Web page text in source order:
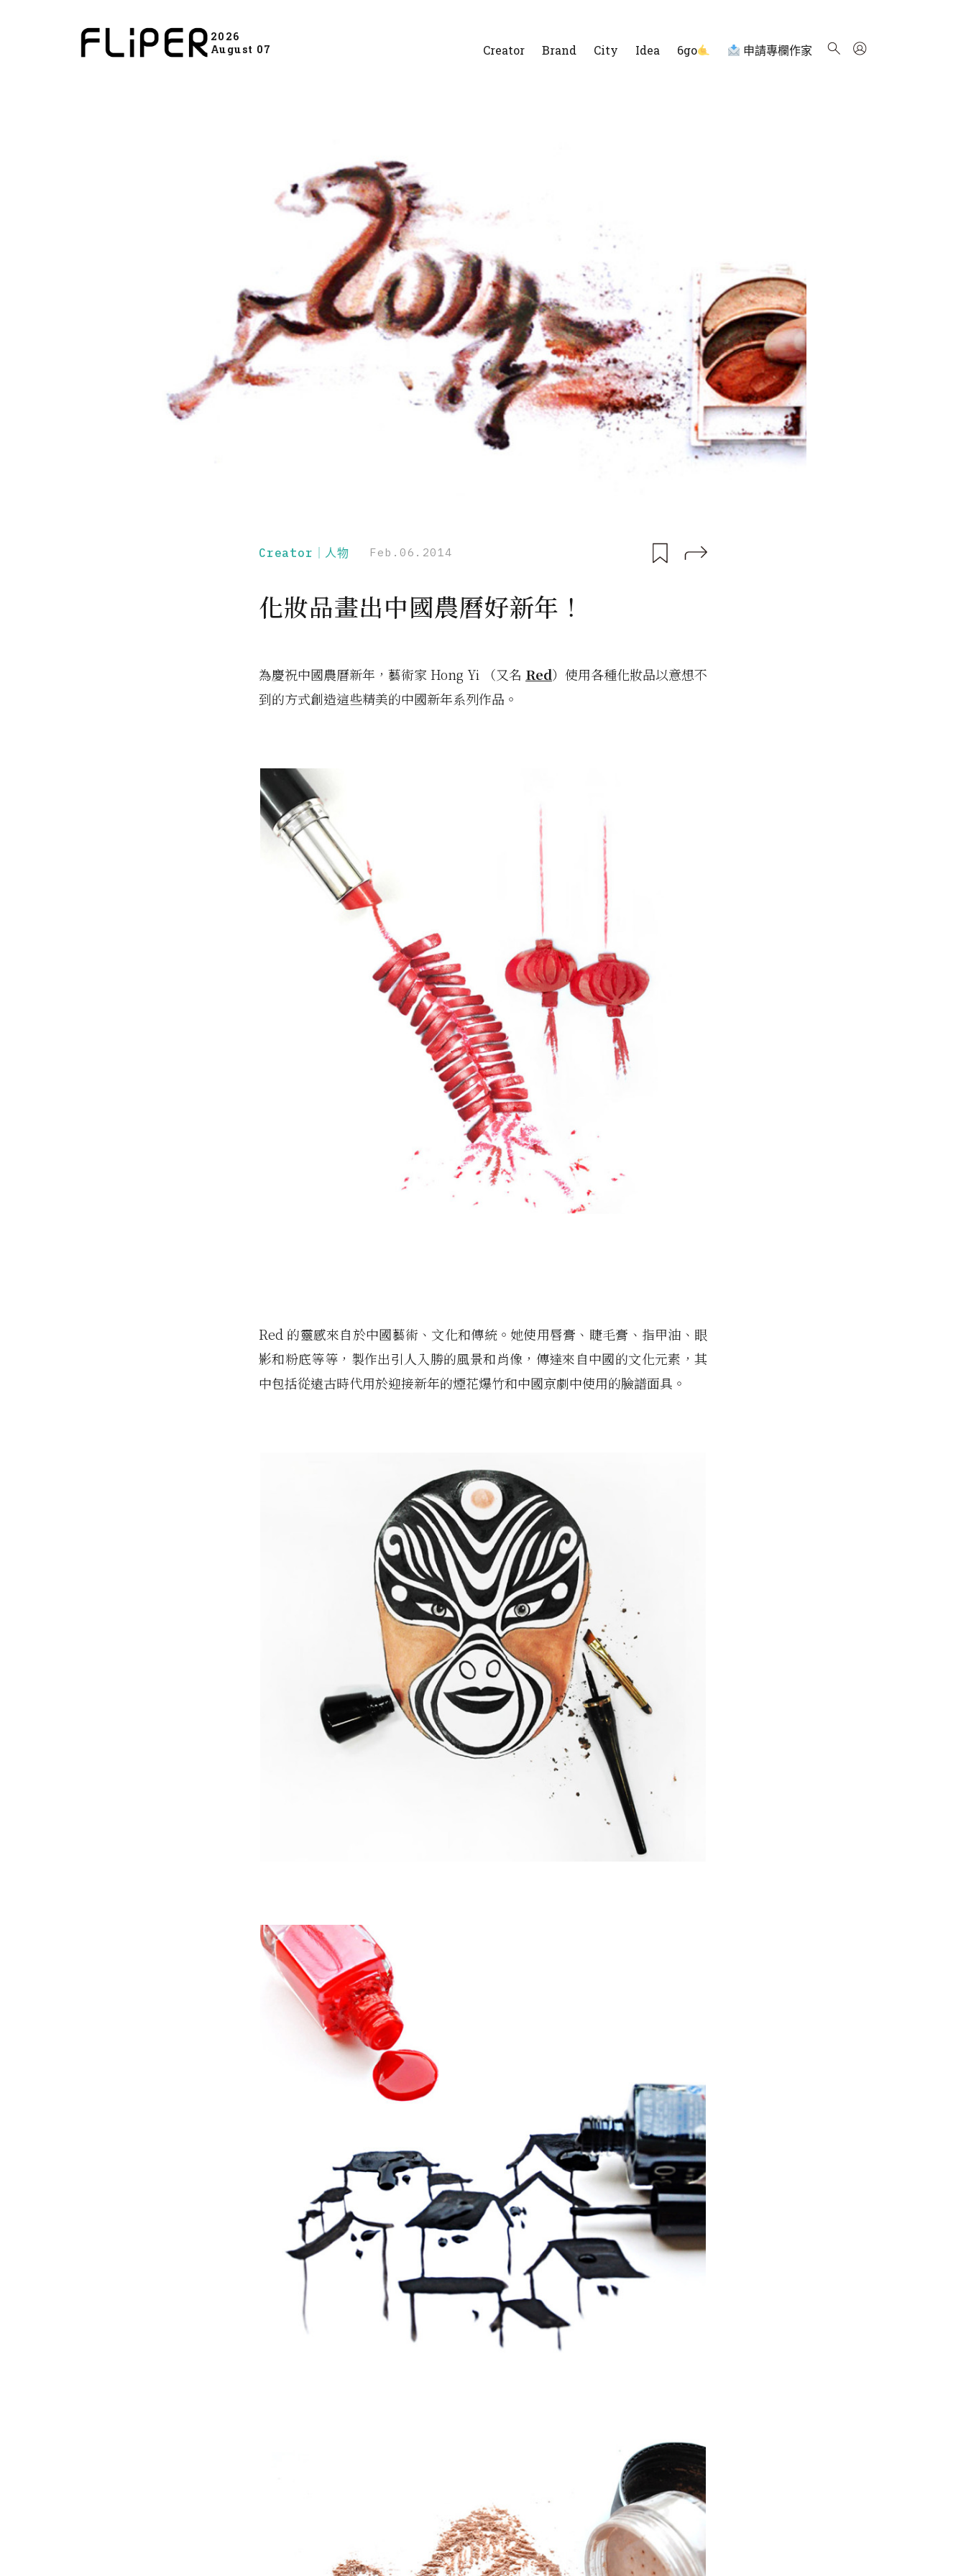
2026
August 07
Creator Brand City Idea 6go 申請專欄作家
Creator｜人物 Feb.06.2014
化妝品畫出中國農曆好新年！
為慶祝中國農曆新年，藝術家 Hong Yi （又名 Red）使用各種化妝品以意想不
到的方式創造這些精美的中國新年系列作品。
Red 的靈感來自於中國藝術、文化和傳統。她使用唇膏、睫毛膏、指甲油、眼
影和粉底等等，製作出引人入勝的風景和肖像，傳達來自中國的文化元素，其
中包括從遠古時代用於迎接新年的煙花爆竹和中國京劇中使用的臉譜面具。